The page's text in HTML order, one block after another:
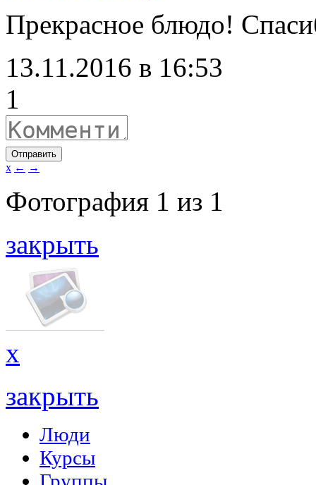
Прекрасное блюдо!
13.11.2016 в 16:53
1
Отправить
x ← →
Фотография 1 из 1
закрыть
x
закрыть